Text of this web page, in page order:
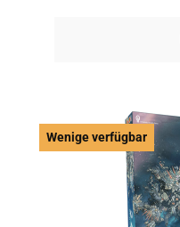
Wenige verfügbar